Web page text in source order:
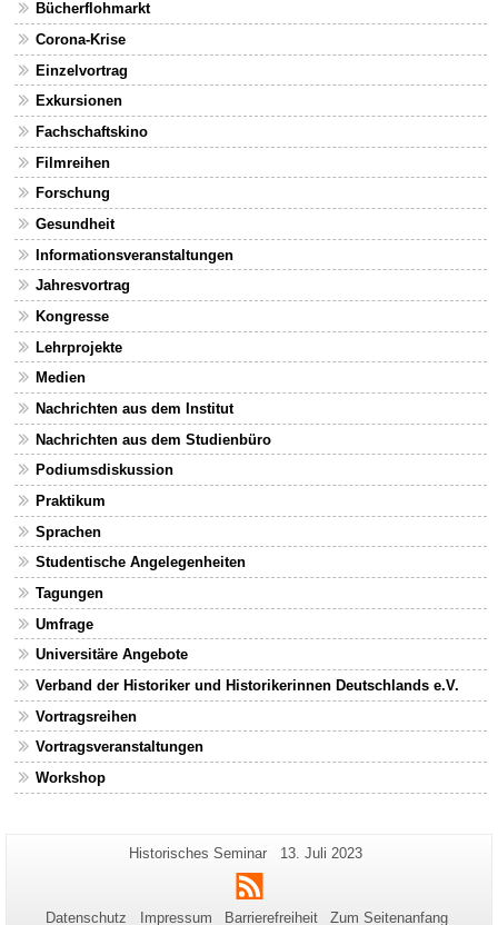
Bücherflohmarkt
Corona-Krise
Einzelvortrag
Exkursionen
Fachschaftskino
Filmreihen
Forschung
Gesundheit
Informationsveranstaltungen
Jahresvortrag
Kongresse
Lehrprojekte
Medien
Nachrichten aus dem Institut
Nachrichten aus dem Studienbüro
Podiumsdiskussion
Praktikum
Sprachen
Studentische Angelegenheiten
Tagungen
Umfrage
Universitäre Angebote
Verband der Historiker und Historikerinnen Deutschlands e.V.
Vortragsreihen
Vortragsveranstaltungen
Workshop
Zusätzliche
Informationen
zu
Seiten-
Historisches Seminar
Letzte
13. Juli 2023
RSS
Datenschutz Impressum Barrierefreiheit Zum Seitenanfang